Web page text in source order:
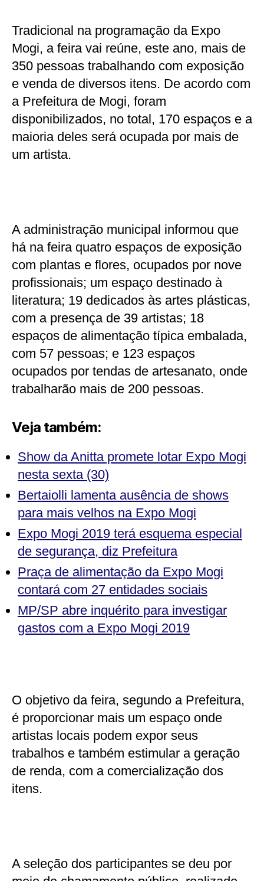
Tradicional na programação da Expo
Mogi, a feira vai reúne, este ano, mais de
350 pessoas trabalhando com exposição
e venda de diversos itens. De acordo com
a Prefeitura de Mogi, foram
disponibilizados, no total, 170 espaços e a
maioria deles será ocupada por mais de
um artista.
A administração municipal informou que
há na feira quatro espaços de exposição
com plantas e flores, ocupados por nove
profissionais; um espaço destinado à
literatura; 19 dedicados às artes plásticas,
com a presença de 39 artistas; 18
espaços de alimentação típica embalada,
com 57 pessoas; e 123 espaços
ocupados por tendas de artesanato, onde
trabalharão mais de 200 pessoas.
Veja também:
Show da Anitta promete lotar Expo Mogi
nesta sexta (30)
Bertaiolli lamenta ausência de shows
para mais velhos na Expo Mogi
Expo Mogi 2019 terá esquema especial
de segurança, diz Prefeitura
Praça de alimentação da Expo Mogi
contará com 27 entidades sociais
MP/SP abre inquérito para investigar
gastos com a Expo Mogi 2019
O objetivo da feira, segundo a Prefeitura,
é proporcionar mais um espaço onde
artistas locais podem expor seus
trabalhos e também estimular a geração
de renda, com a comercialização dos
itens.
A seleção dos participantes se deu por